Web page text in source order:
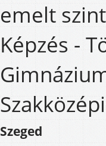
emelt
Képzés -
Szeged